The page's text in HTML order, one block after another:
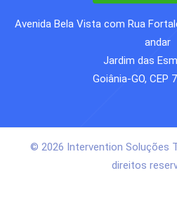
Avenida Bela Vista com Rua
andar
Jardim das
Goiânia-GO, CEP
© 2026 Intervention Soluções
direitos